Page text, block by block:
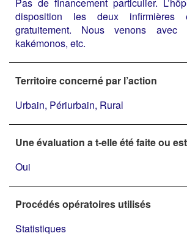
disposition les deux
gratuitement. Nous venons avec
kakémonos, etc.
Territoire concerné par l’action
Urbain, Périurbain, Rural
Une évaluation a t-elle été faite ou
Oui
Procédés opératoires utilisés
Statistiques